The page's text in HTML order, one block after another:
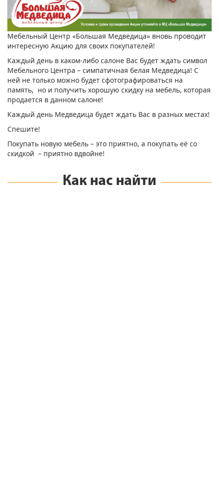
Мебельный Центр «Большая Медведица» вновь проводит
интересную Акцию для своих покупателей!
Каждый день в каком-либо салоне Вас будет ждать символ
Мебельного Центра – симпатичная белая Медведица! С
ней не только можно будет сфотографироваться на
память, но и получить хорошую скидку на мебель, которая
продается в данном салоне!
Каждый день Медведица будет ждать Вас в разных местах!
Спешите!
Покупать новую мебель – это приятно, а покупать её со
скидкой – приятно вдвойне!
Как нас найти